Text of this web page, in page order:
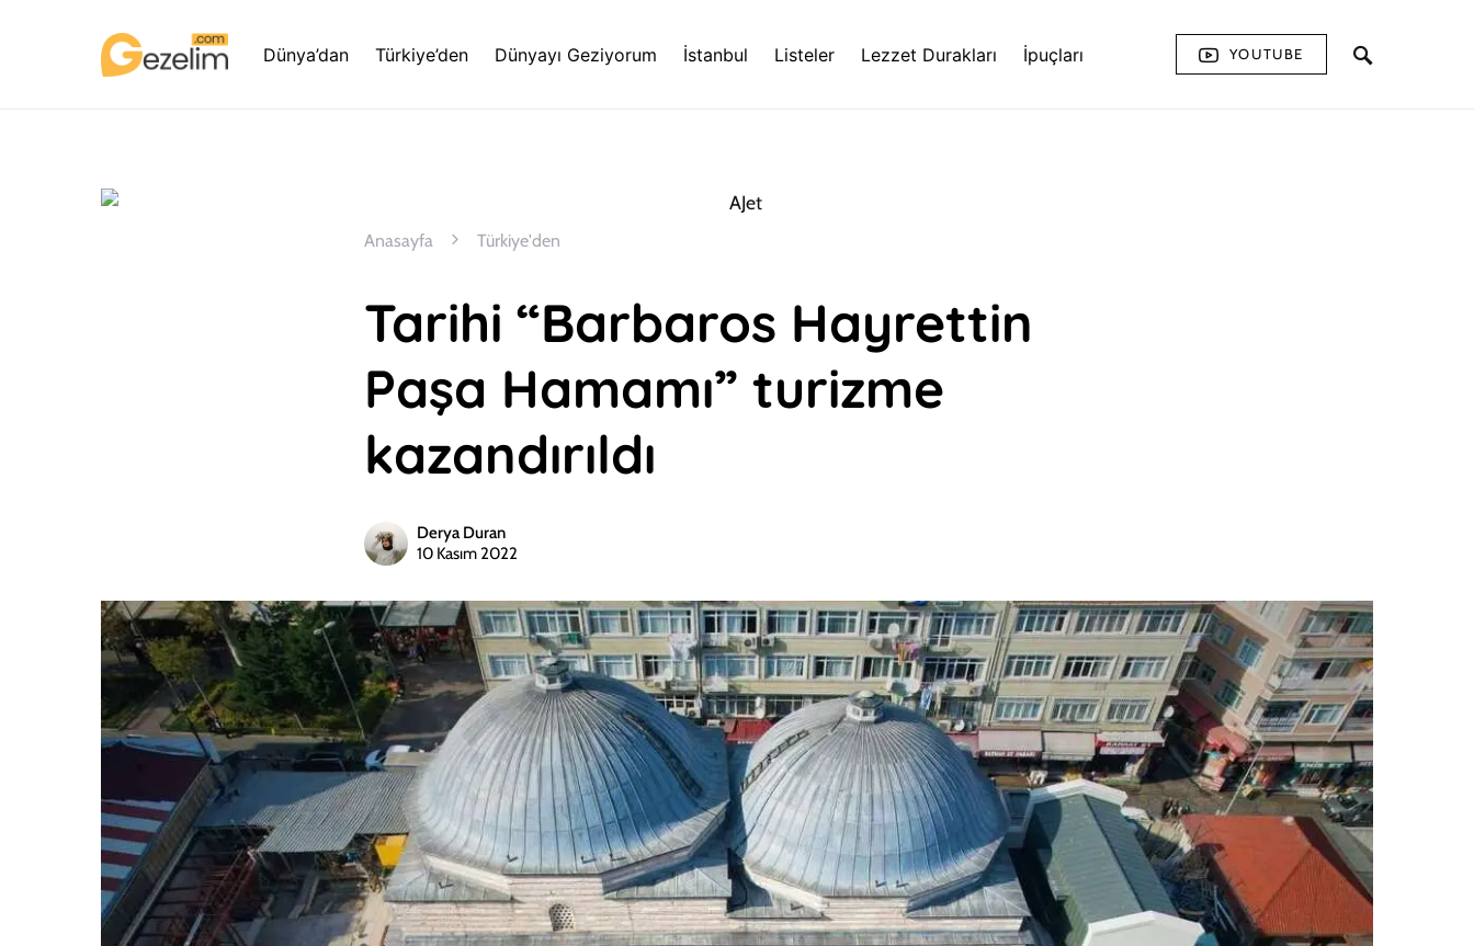
Dünya’dan Türkiye’den Dünyayı Geziyorum İstanbul Listeler Lezzet Durakları İpuçları YOUTUBE
Anasayfa Türkiye'den
Tarihi “Barbaros Hayrettin
Paşa Hamamı” turizme
kazandırıldı
Derya Duran
10 Kasım 2022